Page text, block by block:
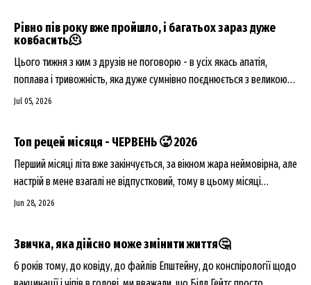
Рівно пів року вже пройшло, і багатьох зараз дуже
ковбасить🫠
Цього тижня з ким з друзів не поговорю - в усіх якась апатія,
поплава і тривожність, яка дуже сумнівно поєднюється з великою
кількістю задач і планів. Я в тому числі. Жара, війна, плинність часу
Jul 05, 2026
Топ рецей місяця - ЧЕРВЕНЬ 🥵 2026
Перший місяці літа вже закінчується, за вікном жара неймовірна, але
настрій в мене взагалі не відпустковий, тому в цьому місяці
класично пляжних порад точно не буде😂
Jun 28, 2026
Звичка, яка дійсно може змінити життя🤔
6 років тому, до ковіду, до файлів Епштейну, до конспірології щодо